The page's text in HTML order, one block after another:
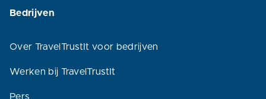
Bedrijven
Over TravelTrustIt voor bedrijven
Werken bij TravelTrustIt
Pers